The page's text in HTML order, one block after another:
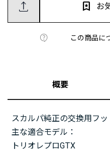
この商品に
お
概要
スカルパ純正の交換用フッ
主な適合モデル：
トリオレプロGTX